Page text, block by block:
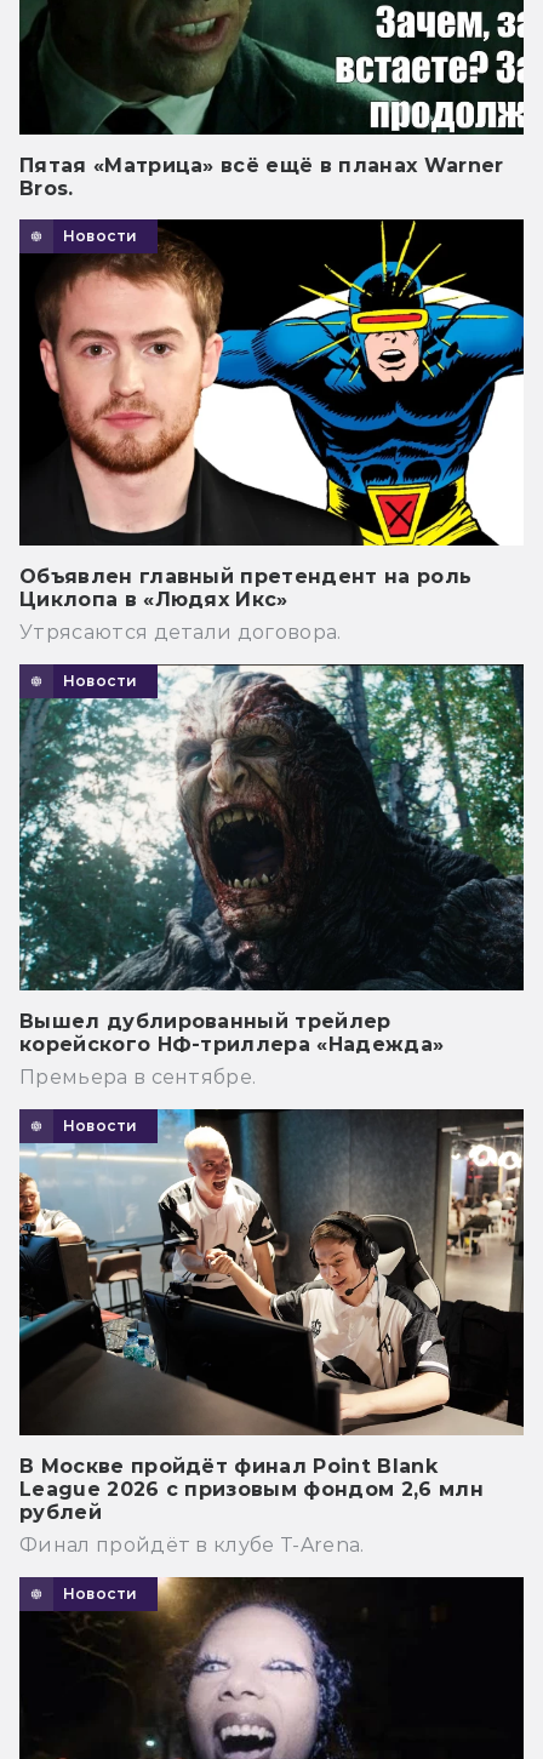
Пятая «Матрица» всё ещё в планах Warner
Bros.
Новости
Объявлен главный претендент на роль
Циклопа в «Людях Икс»
Утрясаются детали договора.
Новости
Вышел дублированный трейлер
корейского НФ-триллера «Надежда»
Премьера в сентябре.
Новости
В Москве пройдёт финал Point Blank
League 2026 с призовым фондом 2,6 млн
рублей
Финал пройдёт в клубе T-Arena.
Новости